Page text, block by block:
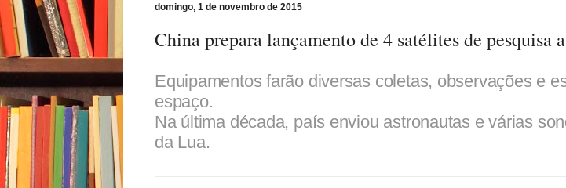
domingo, 1 de novembro de 2015
China prepara lançamento de 4 satélites de pesquisa
Equipamentos farão diversas coletas, observações e
espaço.
Na última década, país enviou astronautas e várias
da Lua.